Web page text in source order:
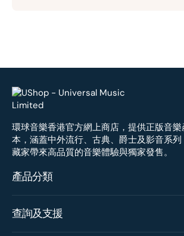
環球音樂香港官方網上商店，提供正版音
本，涵蓋中外流行、古典、爵士及影音系
藏家帶來高品質的音樂體驗與獨家發售。
產品分類
查詢及支援